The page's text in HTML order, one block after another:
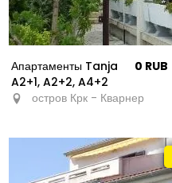
Апартаменты Tanja
A2+1, A2+2, A4+2
0 RUB
остров Крк - Кварнер